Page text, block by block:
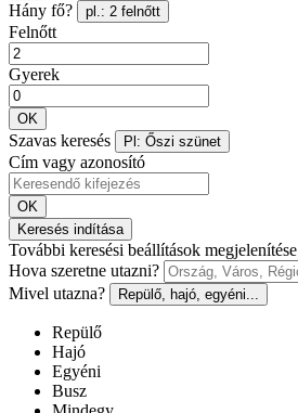
Hány fő? pl.: 2 felnőtt
Felnőtt
Gyerek
OK
Szavas keresés Pl: Őszi szünet
Cím vagy azonosító
OK
Keresés indítása
További keresési beállítások megjelenítése
Hova szeretne utazni?
Mivel utazna?
Repülő, hajó, egyéni...
Repülő
Hajó
Egyéni
Busz